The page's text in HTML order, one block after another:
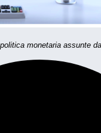
monetaria assunte